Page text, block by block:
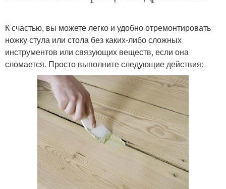
К счастью, вы можете легко и удобно отремонтировать
ножку стула или стола без каких-либо сложных
инструментов или связующих веществ, если она
сломается. Просто выполните следующие действия: